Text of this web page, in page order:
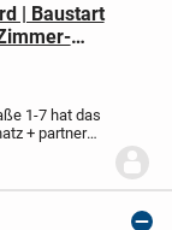
| Baustart
1-7 hat das
+ partner
bis D)